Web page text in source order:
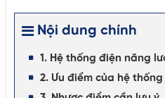
Nội dung chính
1. Hệ thống điện năng
2. Ưu điểm của hệ thống